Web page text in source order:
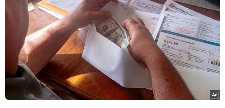
Hiện nay, xu hướng trên đang tràn vào ngành
du lịch, khi những người thuộc nhóm 1% giàu
có nhất đang ngày càng từ bỏ những điểm đến
nổi tiếng, để có những nơi nghỉ ngơi kín đáo
hơn.
Những điểm đến khác lạ